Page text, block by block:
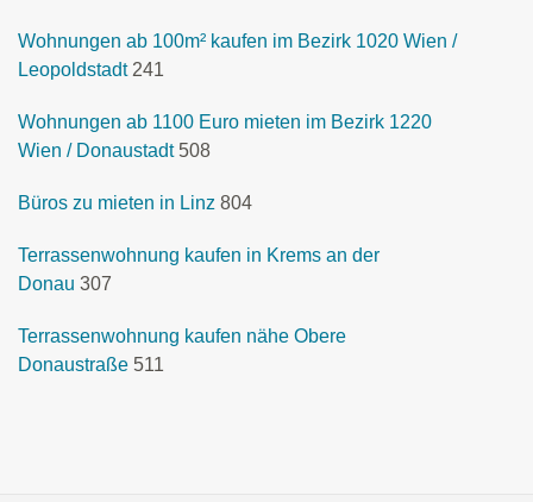
Wohnungen ab 100m² kaufen im Bezirk 1020 Wien /
Leopoldstadt 241
Wohnungen ab 1100 Euro mieten im Bezirk 1220
Wien / Donaustadt 508
Büros zu mieten in Linz 804
Terrassenwohnung kaufen in Krems an der
Donau 307
Terrassenwohnung kaufen nähe Obere
Donaustraße 511